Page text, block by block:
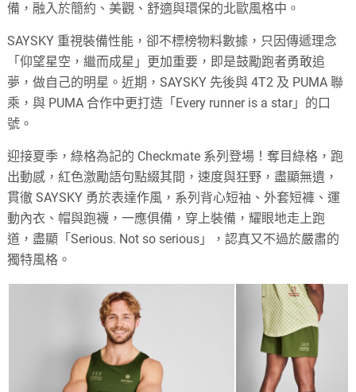
備，融入於簡約、美觀、舒適與環保的北歐風格中。
SAYSKY 重視裝備性能，卻不標榜物料數據，只因傳遞理念
「仰望星空，繼而成星」更加重要，即是鼓勵跑者勇敢追
夢，做自己的明星。近期，SAYSKY 先後與 4T2 及 PUMA 聯
乘，與 PUMA 合作中更打造「Every runner is a star」的口
號。
迎接夏季，綠格為記的 Checkmate 系列登場！奪目綠格，跑
出動感，紅色激勵語句點綴其間，速度與狂野，盡顯無遺，
貫徹 SAYSKY 勇於表達作風，系列背心短袖、外套短褲、運
動內衣、帽與跑襪，一應俱備，穿上裝備，耀眼地走上跑
道，盡顯「Serious. Not so serious」，認真又不過於嚴肅的
獨特風格。